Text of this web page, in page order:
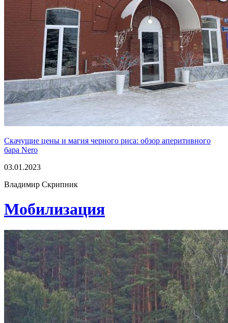
Скачущие цены и магия черного риса: обзор аперитивного
бара Nero
03.01.2023
Владимир Скрипник
Мобилизация